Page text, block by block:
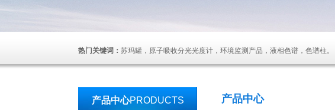
热门关键词： 苏玛罐，原子吸收分光光度计，环境监测产品，液相色谱，色谱柱。
产品中心PRODUCTS 产品中心